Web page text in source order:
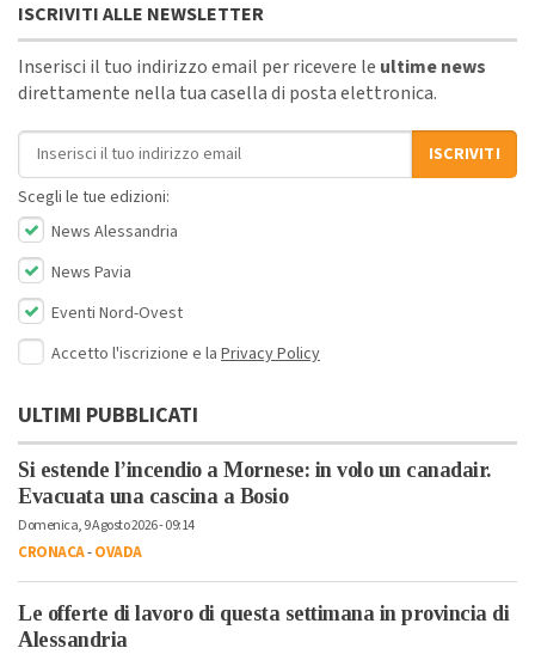
ISCRIVITI ALLE NEWSLETTER
Inserisci il tuo indirizzo email per ricevere le ultime news
direttamente nella tua casella di posta elettronica.
Indirizzo email
ISCRIVITI
Scegli le tue edizioni:
News Alessandria
News Pavia
Eventi Nord-Ovest
Accetto l'iscrizione e la Privacy Policy
ULTIMI PUBBLICATI
Si estende l’incendio a Mornese: in volo un canadair.
Evacuata una cascina a Bosio
Domenica, 9 Agosto 2026 - 09:14
CRONACA-OVADA
Le offerte di lavoro di questa settimana in provincia di
Alessandria